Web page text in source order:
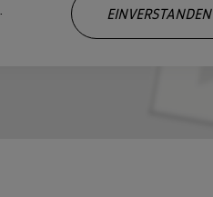
EINVERSTANDEN